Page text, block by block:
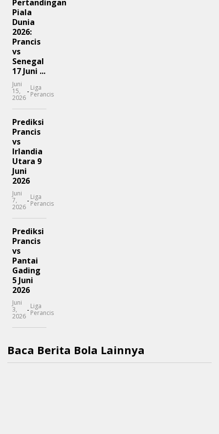
Pertandingan
Piala
Dunia
2026:
Prancis
vs
Senegal
17 Juni ...
Juni
15,
2026
- Liga
Perancis
Prediksi
Prancis
vs
Irlandia
Utara 9
Juni
2026
Juni
7,
2026
- Liga
Perancis
Prediksi
Prancis
vs
Pantai
Gading
5 Juni
2026
Juni
3,
2026
- Liga
Perancis
Baca Berita Bola Lainnya